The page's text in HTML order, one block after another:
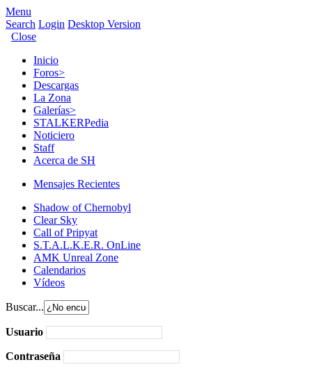
Menu
Search Login Desktop Version
Close
Inicio
Foros>
Descargas
La Zona
Galerías>
STALKERPedia
Noticiero
Staff
Acerca de SH
Mensajes Recientes
Shadow of Chernobyl
Clear Sky
Call of Pripyat
S.T.A.L.K.E.R. OnLine
AMK Unreal Zone
Calendarios
Vídeos
Buscar...
Usuario
Contraseña